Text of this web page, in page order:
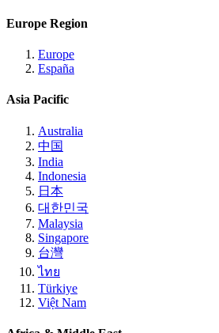
Europe Region
Europe
España
Asia Pacific
Australia
中国
India
Indonesia
日本
대한민국
Malaysia
Singapore
台灣
ไทย
Türkiye
Việt Nam